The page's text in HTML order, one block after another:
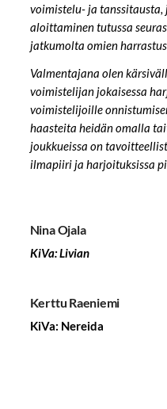
voimistelu- ja
aloittaminen tutussa
jatkumolta omien
Valmentajana olen
voimistelijan jokaisessa
voimistelijoille
haasteita heidän omalla
joukkueissa on
ilmapiiri ja harjoituksissa
Nina Ojala
KiVa: Livian
Kerttu Raeniemi
KiVa: Nereida